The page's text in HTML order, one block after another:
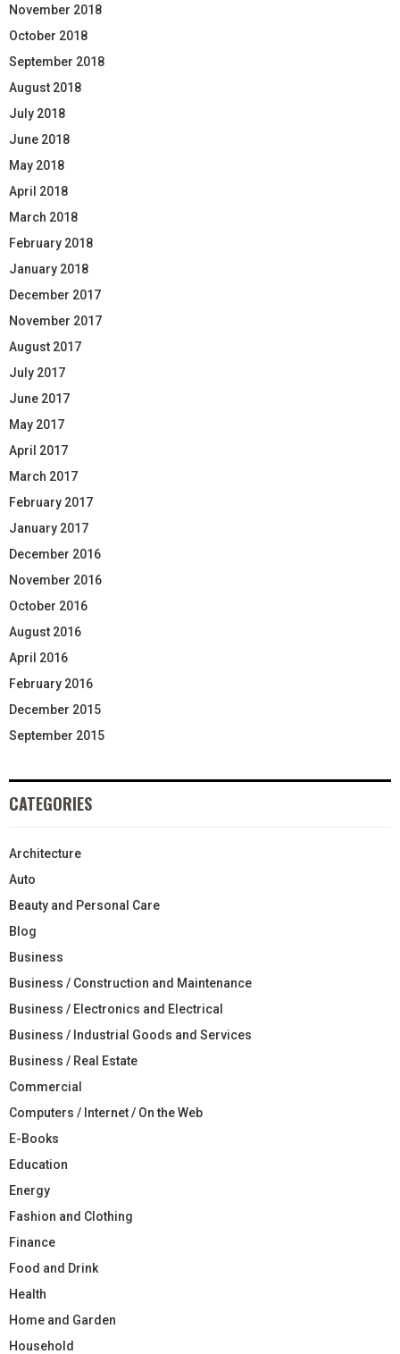
November 2018
October 2018
September 2018
August 2018
July 2018
June 2018
May 2018
April 2018
March 2018
February 2018
January 2018
December 2017
November 2017
August 2017
July 2017
June 2017
May 2017
April 2017
March 2017
February 2017
January 2017
December 2016
November 2016
October 2016
August 2016
April 2016
February 2016
December 2015
September 2015
CATEGORIES
Architecture
Auto
Beauty and Personal Care
Blog
Business
Business / Construction and Maintenance
Business / Electronics and Electrical
Business / Industrial Goods and Services
Business / Real Estate
Commercial
Computers / Internet / On the Web
E-Books
Education
Energy
Fashion and Clothing
Finance
Food and Drink
Health
Home and Garden
Household